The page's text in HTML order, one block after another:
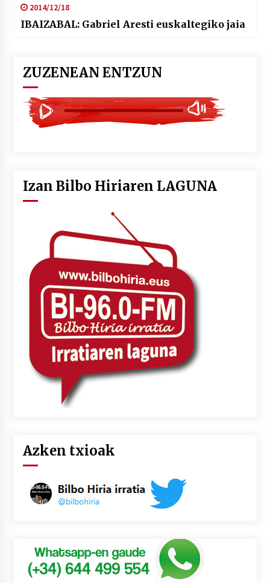
2014/12/18
IBAIZABAL: Gabriel Aresti euskaltegiko jaia
ZUZENEAN ENTZUN
Izan Bilbo Hiriaren LAGUNA
Azken txioak